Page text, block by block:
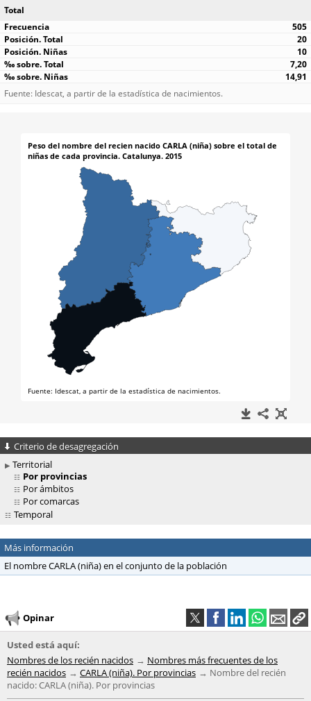
Total
505
20
10
7,20
14,91
Fuente: Idescat, a partir de la estadística de nacimientos.
Criterio de desagregación
Territorial
Por provincias
Por ámbitos
Por comarcas
Temporal
Más información
El nombre CARLA (niña) en el conjunto de la población
Opinar
Usted está aquí:
Nombres de los recién nacidos
Nombres más frecuentes de los
recién nacidos
CARLA (niña). Por provincias
Nombre del recién
nacido: CARLA (niña). Por provincias